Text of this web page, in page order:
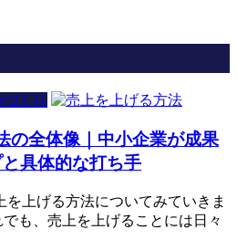
くり
の全体像｜中小企業が成果
具体的な打ち手
を上げる方法についてみていきま
も、売上を上げることには日々